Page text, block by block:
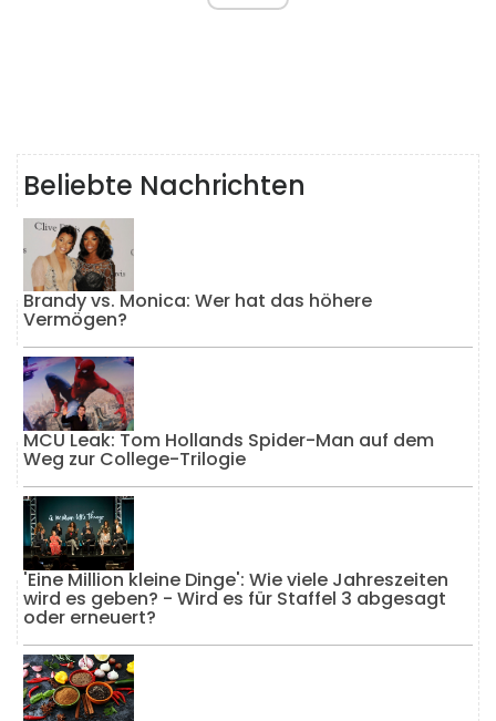
Beliebte Nachrichten
Brandy vs. Monica: Wer hat das höhere
Vermögen?
MCU Leak: Tom Hollands Spider-Man auf dem
Weg zur College-Trilogie
'Eine Million kleine Dinge': Wie viele Jahreszeiten
wird es geben? - Wird es für Staffel 3 abgesagt
oder erneuert?